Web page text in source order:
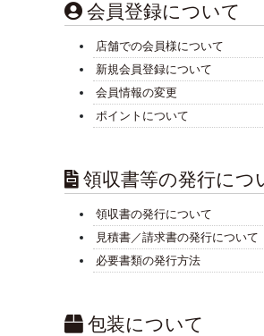
会員登録について
店舗での会員様について
新規会員登録について
会員情報の変更
ポイントについて
領収書等の発行につ
領収書の発行について
見積書／請求書の発行について
必要書類の発行方法
包装について